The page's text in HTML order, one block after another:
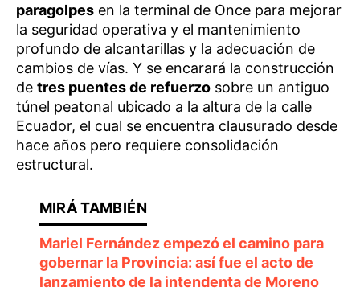
paragolpes en la terminal de Once para mejorar
la seguridad operativa y el mantenimiento
profundo de alcantarillas y la adecuación de
cambios de vías. Y se encarará la construcción
de tres puentes de refuerzo sobre un antiguo
túnel peatonal ubicado a la altura de la calle
Ecuador, el cual se encuentra clausurado desde
hace años pero requiere consolidación
estructural.
Mariel Fernández empezó el camino para
gobernar la Provincia: así fue el acto de
lanzamiento de la intendenta de Moreno